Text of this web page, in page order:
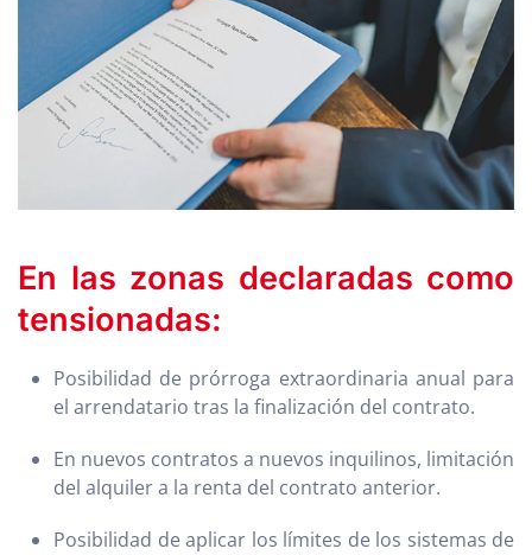
En las zonas declaradas como
tensionadas:
Posibilidad de prórroga extraordinaria anual para
el arrendatario tras la finalización del contrato.
En nuevos contratos a nuevos inquilinos, limitación
del alquiler a la renta del contrato anterior.
Posibilidad de aplicar los límites de los sistemas de